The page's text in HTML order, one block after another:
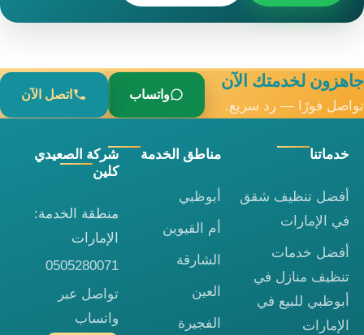
جاهزون لخدمتك الآن
تواصل فورًا — رد سريع.
واتساب اتصل الآن
خدماتنا
أفضل تنظيف شقق
في الإمارات
أفضل خدمات
تنظيف منازل في
أبوظبي للبيع في
الإمارات
مناطق الخدمة
أبوظبي
أم القيوين
الشارقة
العين
الفجيرة
شركة الصعيدي
كلين
منطقة الخدمة:
الإمارات
0505280071
تواصل عبر
واتساب